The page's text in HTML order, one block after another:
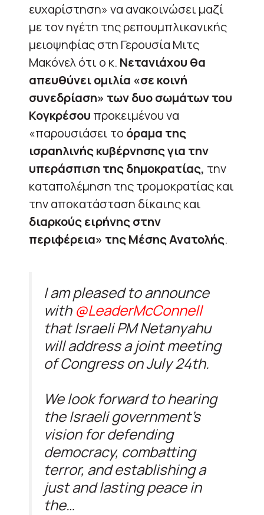
ευχαρίστηση» να ανακοινώσει μαζί
με τον ηγέτη της ρεπουμπλικανικής
μειοψηφίας στη Γερουσία Μιτς
Μακόνελ ότι ο κ. Νετανιάχου θα
απευθύνει ομιλία «σε κοινή
συνεδρίαση» των δυο σωμάτων του
Κογκρέσου προκειμένου να
«παρουσιάσει το όραμα της
ισραηλινής κυβέρνησης για την
υπεράσπιση της δημοκρατίας, την
καταπολέμηση της τρομοκρατίας και
την αποκατάσταση δίκαιης και
διαρκούς ειρήνης στην
περιφέρεια» της Μέσης Ανατολής.
I am pleased to announce
with @LeaderMcConnell
that Israeli PM Netanyahu
will address a joint meeting
of Congress on July 24th.
We look forward to hearing
the Israeli government’s
vision for defending
democracy, combatting
terror, and establishing a
just and lasting peace in
the…